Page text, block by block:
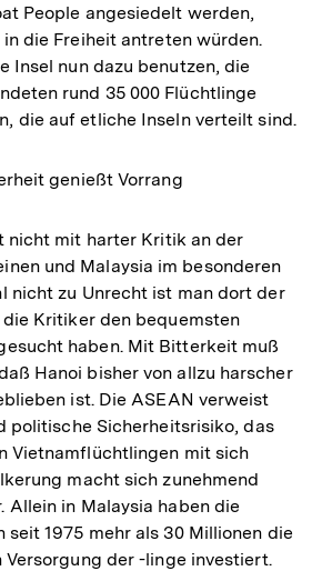
People angesiedelt werden,
die Freiheit antreten würden.
Insel nun dazu benutzen, die
rund 35 000 Flüchtlinge
die auf etliche Inseln verteilt sind.
genießt Vorrang
nicht mit harter Kritik an der
und Malaysia im besonderen
nicht zu Unrecht ist man dort der
Kritiker den bequemsten
haben. Mit Bitterkeit muß
Hanoi bisher von allzu harscher
ist. Die ASEAN verweist
politische Sicherheitsrisiko, das
Vietnamflüchtlingen mit sich
macht sich zunehmend
Allein in Malaysia haben die
seit 1975 mehr als 30 Millionen die
Versorgung der -linge investiert.